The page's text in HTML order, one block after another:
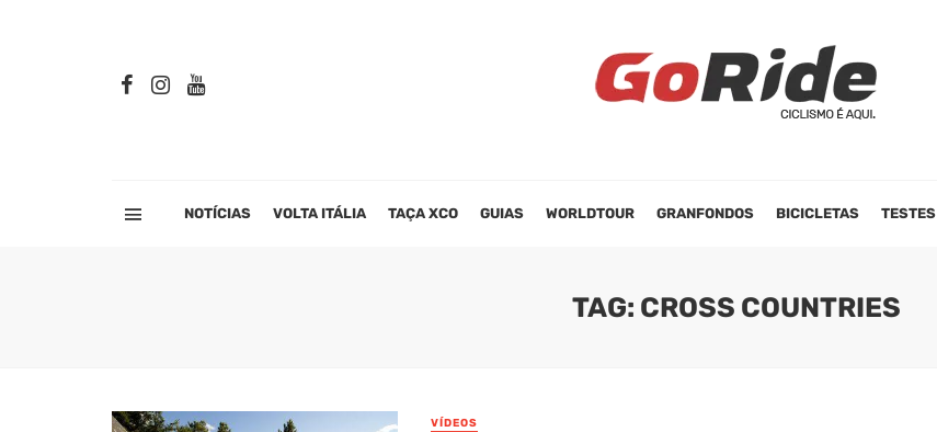
NOTÍCIAS VOLTA ITÁLIA TAÇA XCO GUIAS WORLDTOUR GRANFONDOS BICICLETAS TESTES
TAG: CROSS COUNTRIES
VÍDEOS